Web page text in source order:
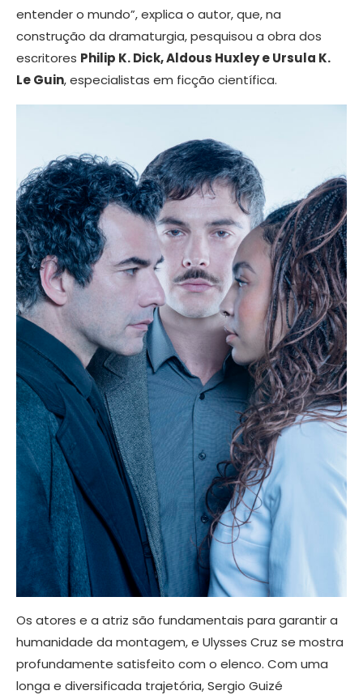
entender o mundo”, explica o autor, que, na
construção da dramaturgia, pesquisou a obra dos
escritores Philip K. Dick, Aldous Huxley e Ursula K.
Le Guin, especialistas em ficção científica.
Os atores e a atriz são fundamentais para garantir a
humanidade da montagem, e Ulysses Cruz se mostra
profundamente satisfeito com o elenco. Com uma
longa e diversificada trajetória, Sergio Guizé